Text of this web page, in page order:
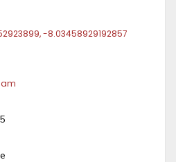
-8.03458929192857